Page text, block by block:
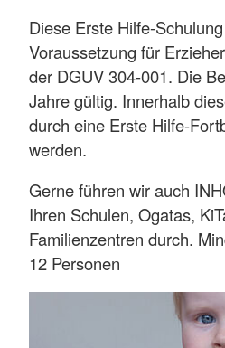
Diese Erste Hilfe-
Voraussetzung für
der DGUV 304-001. Die
Jahre gültig. Innerhalb
durch eine Erste Hilfe-
werden.
Gerne führen wir auch
Ihren Schulen, Ogatas,
Familienzentren durch.
12 Personen